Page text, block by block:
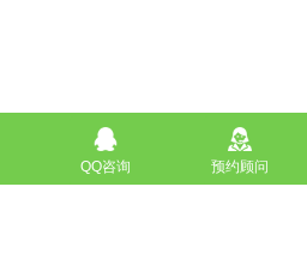
QQ咨询 预约顾问